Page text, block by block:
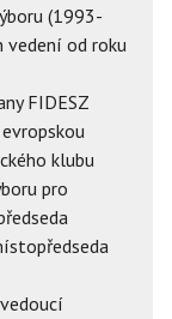
(1993-
vedení od roku
FIDESZ
klubu
pro